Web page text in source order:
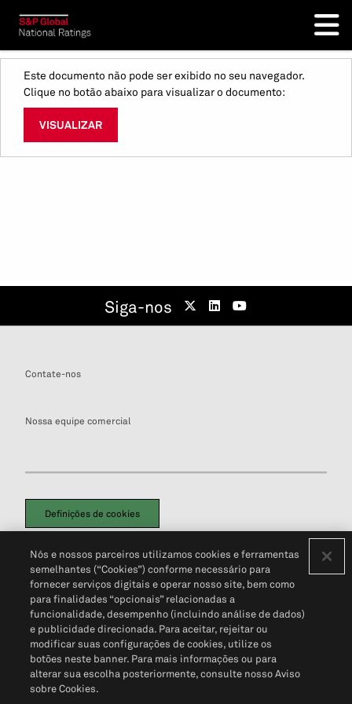
Este documento não pode ser exibido no seu navegador.
Clique no botão abaixo para visualizar o documento:
VISUALIZAR
Siga-nos
Contate-nos
Nossa equipe comercial
Definições de cookies
Política de PrivacidadePortal de privacidade do cliente (em inglês)
Não Venda Minhas Informações Pessoais© 2026 S&P Global
Nós e nossos parceiros utilizamos cookies e ferramentas
semelhantes (“Cookies”) conforme necessário para
fornecer serviços digitais e operar nosso site, bem como
para finalidades “opcionais” relacionadas a
funcionalidade, desempenho (incluindo análise de dados)
e publicidade direcionada. Para aceitar, rejeitar ou
modificar suas configurações de cookies, utilize os
botões neste banner. Para mais informações ou para
alterar sua escolha posteriormente, consulte nosso Aviso
sobre Cookies.